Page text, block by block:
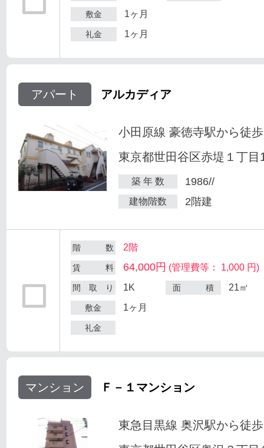
敷金 1ヶ月
礼金 1ヶ月
アパート アルカディア
小田原線 豪徳寺駅から徒
東京都世田谷区赤堤１丁目
築 年 数 1986//
建物階数 2階建
階 数 2階
賃 料 64,000円 (管理費等： 1,000 円)
間 取 り 1K 面 積 21㎡
敷金 1ヶ月
礼金
マンション Ｆ－１マンション
東急目黒線 奥沢駅から徒